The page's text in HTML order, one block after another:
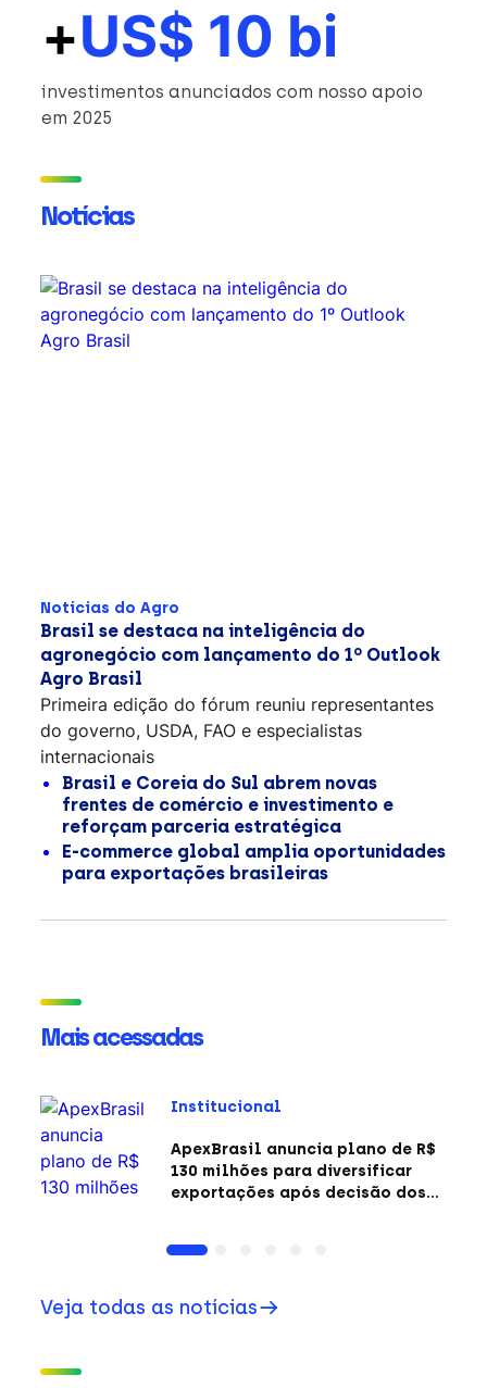
+US$ 10 bi
investimentos anunciados com nosso apoio
em 2025
Notícias
Notícias do Agro
Brasil se destaca na inteligência do
agronegócio com lançamento do 1º Outlook
Agro Brasil
Primeira edição do fórum reuniu representantes
do governo, USDA, FAO e especialistas
internacionais
Brasil e Coreia do Sul abrem novas
frentes de comércio e investimento e
reforçam parceria estratégica
E-commerce global amplia oportunidades
para exportações brasileiras
Mais acessadas
Institucional
ApexBrasil anuncia plano de R$
130 milhões para diversificar
exportações após decisão dos
Veja todas as notícias